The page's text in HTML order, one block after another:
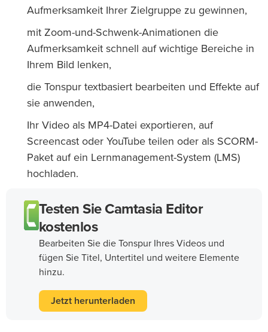
Aufmerksamkeit Ihrer Zielgruppe zu gewinnen,
mit Zoom-und-Schwenk-Animationen die
Aufmerksamkeit schnell auf wichtige Bereiche in
Ihrem Bild lenken,
die Tonspur textbasiert bearbeiten und Effekte auf
sie anwenden,
Ihr Video als MP4-Datei exportieren, auf
Screencast oder YouTube teilen oder als SCORM-
Paket auf ein Lernmanagement-System (LMS)
hochladen.
Testen Sie Camtasia Editor
kostenlos
Bearbeiten Sie die Tonspur Ihres Videos und
fügen Sie Titel, Untertitel und weitere Elemente
hinzu.
Jetzt herunterladen